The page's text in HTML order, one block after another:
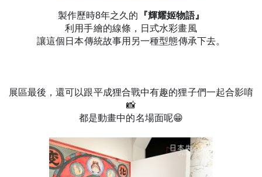
製作歷時8年之久的 『輝耀姬物語』
利用手繪的線條，日式水彩畫風
讓這個日本傳統故事用另一種型態傳承下去。
展區最後，還可以跟平成狸合戰中有趣的狸子們一起合影唷
📸
都是動畫中的名場面呢😁